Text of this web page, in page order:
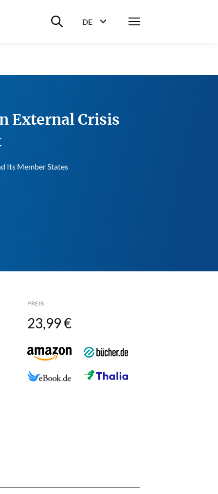
Suche ein-/ausblenden
DE
Menü
External Crisis
Its Member States
PREIS
23,99 €